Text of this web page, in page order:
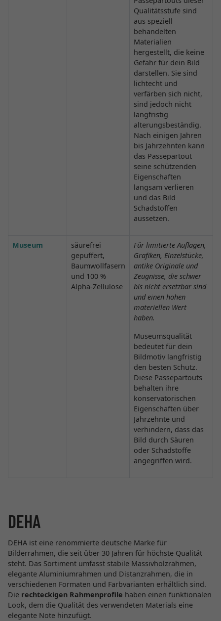
Qualitätsstufe sind
aus speziell
behandelten
Materialien
hergestellt, die keine
Gefahr für dein Bild
darstellen. Sie sind
lichtecht und
verfärben sich nicht,
sind jedoch nicht
langfristig
alterungsbeständig.
Nach einigen Jahren
bis Jahrzehnten kann
das Passepartout
seine schützenden
Eigenschaften
langsam verlieren
und das Bild
Schadstoffen
aussetzen.
Museum
säurefrei
gepuffert,
Baumwollfasern
und 100 %
Alpha-Zellulose
Für limitierte Auflagen,
Grafiken, Einzelstücke,
antike Originale und
Zeugnisse, die schwer
bis nicht ersetzbar sind
und einen hohen
materiellen Wert
haben.
Museumsqualität
bedeutet für dein
Bildmotiv langfristig
den besten Schutz.
Diese Passepartouts
behalten ihre
konservatorischen
Eigenschaften über
Jahrzehnte und
verhindern, dass das
Bild durch Säuren
oder Schadstoffe
angegriffen wird.
DEHA
DEHA ist eine renommierte deutsche Marke für
Bilderrahmen, die seit über 30 Jahren für höchste Qualität
steht. Das Sortiment umfasst stabile Massivholzrahmen,
elegante Aluminiumrahmen und Distanzrahmen, die in
verschiedenen Formaten und Farbvarianten erhältlich sind.
Die rechteckigen Rahmenprofile haben einen funktionalen
Look, dem die Qualität des verwendeten Materials eine
elegante Note hinzufügt.